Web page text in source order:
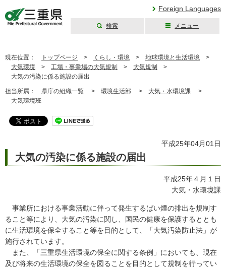
Foreign Languages
検索 メニュー
現在位置： トップページ > くらし・環境 > 地球環境と生活環境 >
大気環境 > 工場・事業場の大気規制 > 大気規制
>
大気の汚染に係る施設の届出
担当所属： 県庁の組織一覧 > 環境生活部 > 大気・水環境課 >
大気環境班
平成25年04月01日
大気の汚染に係る施設の届出
平成25年４月１日
大気・水環境課
事業所における事業活動に伴って発生するばい煙の排出を規制す
ること等により、大気の汚染に関し、国民の健康を保護するととも
に生活環境を保全すること等を目的として、「大気汚染防止法」が
施行されています。
また、「三重県生活環境の保全に関する条例」においても、現在
及び将来の生活環境の保全を図ることを目的として規制を行ってい